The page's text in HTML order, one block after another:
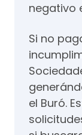
negativo
Si no
el Buró.